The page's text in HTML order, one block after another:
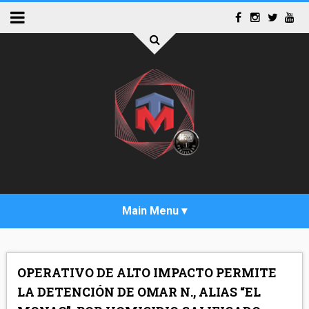
OPERATIVO DE ALTO IMPACTO PERMITE
LA DETENCIÓN DE OMAR N., ALIAS “EL